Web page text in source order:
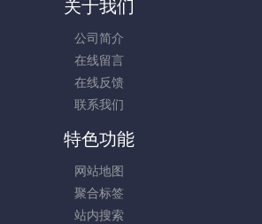
关于我们
公司简介
在线留言
在线反馈
联系我们
特色功能
网站地图
聚合标签
站内搜索